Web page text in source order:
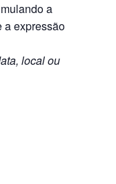
a
a expressão
local ou